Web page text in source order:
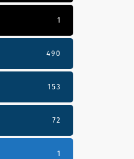
1
490
153
72
1